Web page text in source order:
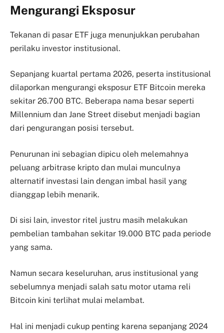
Mengurangi Eksposur
Tekanan di pasar ETF juga menunjukkan perubahan
perilaku investor institusional.
Sepanjang kuartal pertama 2026, peserta institusional
dilaporkan mengurangi eksposur ETF Bitcoin mereka
sekitar 26.700 BTC. Beberapa nama besar seperti
Millennium dan Jane Street disebut menjadi bagian
dari pengurangan posisi tersebut.
Penurunan ini sebagian dipicu oleh melemahnya
peluang arbitrase kripto dan mulai munculnya
alternatif investasi lain dengan imbal hasil yang
dianggap lebih menarik.
Di sisi lain, investor ritel justru masih melakukan
pembelian tambahan sekitar 19.000 BTC pada periode
yang sama.
Namun secara keseluruhan, arus institusional yang
sebelumnya menjadi salah satu motor utama reli
Bitcoin kini terlihat mulai melambat.
Hal ini menjadi cukup penting karena sepanjang 2024